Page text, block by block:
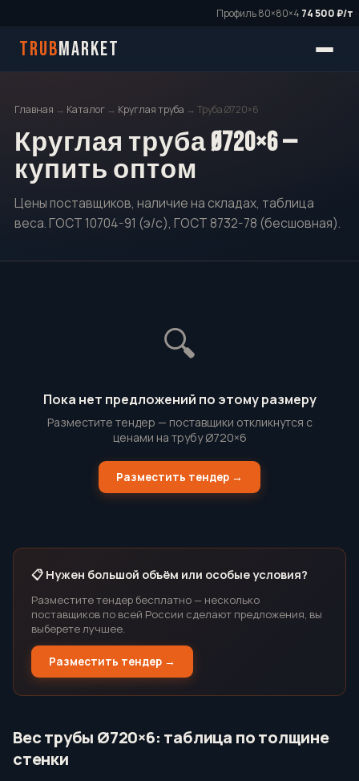
Профиль 80×80×474 500 ₽/т·
TRUBMARKET
Главная → Каталог → Круглая труба → Труба Ø720×6
Круглая труба Ø720×6 —
купить оптом
Цены поставщиков, наличие на складах, таблица
веса. ГОСТ 10704-91 (э/с), ГОСТ 8732-78 (бесшовная).
🔍
Пока нет предложений по этому размеру
Разместите тендер — поставщики откликнутся с
ценами на трубу Ø720×6
Разместить тендер →
📋 Нужен большой объём или особые условия?
Разместите тендер бесплатно — несколько
поставщиков по всей России сделают предложения, вы
выберете лучшее.
Разместить тендер →
Вес трубы Ø720×6: таблица по толщине
стенки